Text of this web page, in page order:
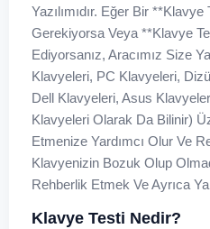
Yazılımıdır. Eğer Bir **klavye
Gerekiyorsa Veya **klavye
Ediyorsanız, Aracımız Size
Klavyeleri, PC Klavyeleri,
Dell Klavyeleri, Asus
Klavyeleri Olarak Da Bilinir)
Etmenize Yardımcı Olur Ve
Klavyenizin Bozuk Olup
Rehberlik Etmek Ve Ayrıca
Klavye Testi Nedir?